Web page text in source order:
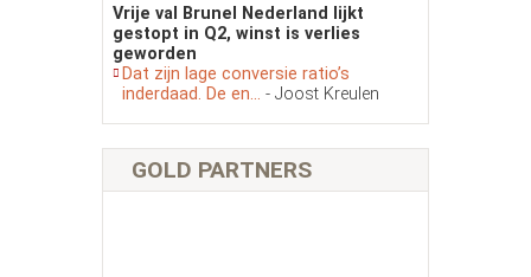
Vrije val Brunel Nederland lijkt
gestopt in Q2, winst is verlies
geworden
Dat zijn lage conversie ratio’s
inderdaad. De en... - Joost Kreulen
GOLD PARTNERS